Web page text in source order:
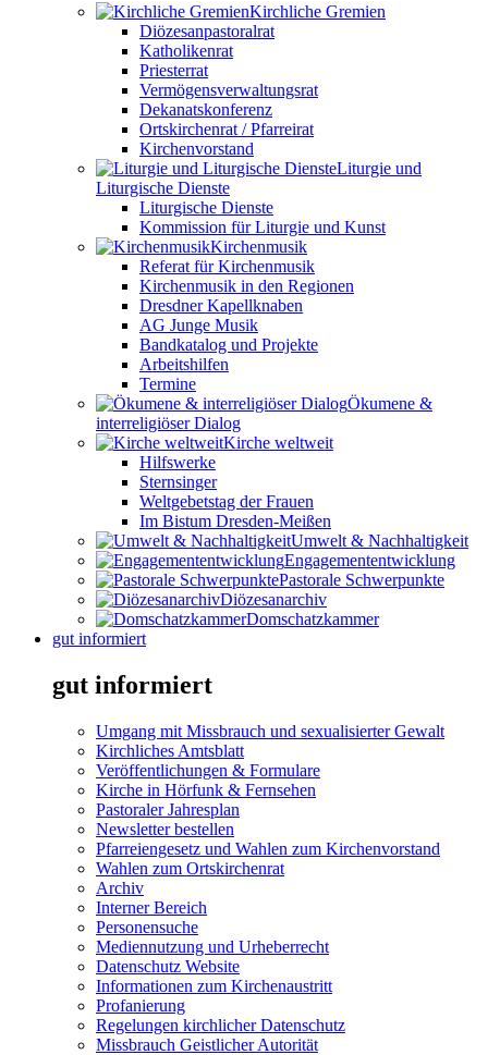
Kirchliche Gremien
Diözesanpastoralrat
Katholikenrat
Priesterrat
Vermögensverwaltungsrat
Dekanatskonferenz
Ortskirchenrat / Pfarreirat
Kirchenvorstand
Liturgie und
Liturgische Dienste
Liturgische Dienste
Kommission für Liturgie und Kunst
Kirchenmusik
Referat für Kirchenmusik
Kirchenmusik in den Regionen
Dresdner Kapellknaben
AG Junge Musik
Bandkatalog und Projekte
Arbeitshilfen
Termine
Ökumene &
interreligiöser Dialog
Kirche weltweit
Hilfswerke
Sternsinger
Weltgebetstag der Frauen
Im Bistum Dresden-Meißen
Umwelt & Nachhaltigkeit
Engagemententwicklung
Pastorale Schwerpunkte
Diözesanarchiv
Domschatzkammer
gut informiert
gut informiert
Umgang mit Missbrauch und sexualisierter Gewalt
Kirchliches Amtsblatt
Veröffentlichungen & Formulare
Kirche in Hörfunk & Fernsehen
Pastoraler Jahresplan
Newsletter bestellen
Pfarreiengesetz und Wahlen zum Kirchenvorstand
Wahlen zum Ortskirchenrat
Archiv
Interner Bereich
Personensuche
Mediennutzung und Urheberrecht
Datenschutz Website
Informationen zum Kirchenaustritt
Profanierung
Regelungen kirchlicher Datenschutz
Missbrauch Geistlicher Autorität